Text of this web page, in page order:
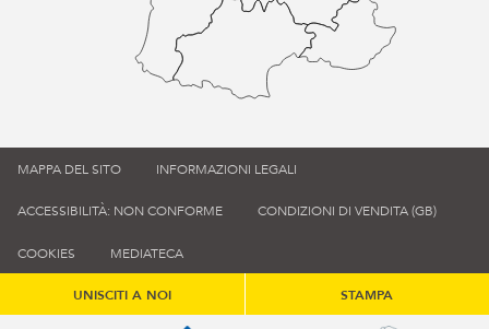
MAPPA DEL SITO INFORMAZIONI LEGALI
ACCESSIBILITÀ: NON CONFORME CONDIZIONI DI VENDITA (GB)
COOKIES MEDIATECA
UNISCITI A NOI STAMPA